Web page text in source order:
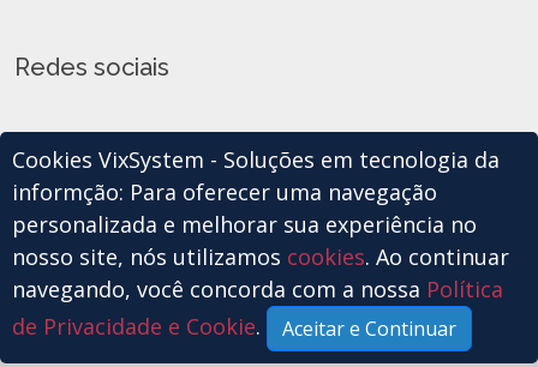
Redes sociais
Copyright © VixSystem - Soluções em tecnologia da
informção
Todos os Direitos Reservados
Política de Privacidade|Política de Cookies
Cookies VixSystem - Soluções em tecnologia da
informção: Para oferecer uma navegação
personalizada e melhorar sua experiência no
nosso site, nós utilizamos cookies. Ao continuar
navegando, você concorda com a nossa Política
de Privacidade e Cookie. Aceitar e Continuar